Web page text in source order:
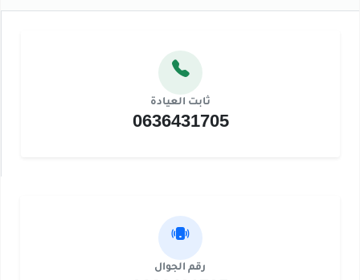
ثابت العيادة
0636431705
رقم الجوال